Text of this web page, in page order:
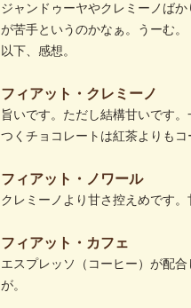
ジャンドゥーヤやクレミーノば
が苦手というのかなぁ。うーむ。
以下、感想。
フィアット・クレミーノ
旨いです。ただし結構甘いです
つくチョコレートは紅茶よりもコ
フィアット・ノワール
クレミーノより甘さ控えめです
フィアット・カフェ
エスプレッソ（コーヒー）が配
が。